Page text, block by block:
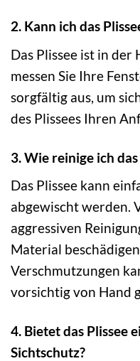
2. Kann ich das
Das Plissee ist in
messen Sie Ihre
sorgfältig aus, um
des Plissees Ihren
3. Wie reinige ich
Das Plissee kann
abgewischt werden.
aggressiven
Material
Verschmutzungen
vorsichtig von Hand
4. Bietet das Plissee
Sichtschutz?